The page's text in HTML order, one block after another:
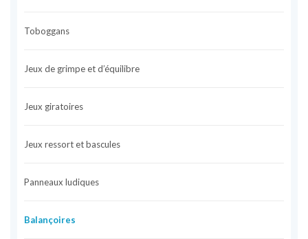
Toboggans
Jeux de grimpe et d’équilibre
Jeux giratoires
Jeux ressort et bascules
Panneaux ludiques
Balançoires